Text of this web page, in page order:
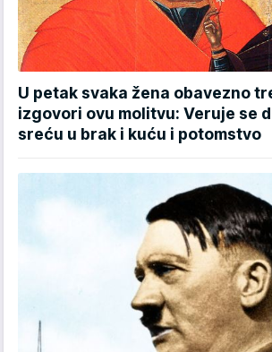
U petak svaka žena obavezno
izgovori ovu molitvu: Veruje se
sreću u brak i kuću i potomstvo